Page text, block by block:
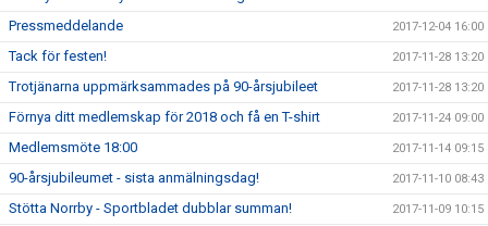
Pressmeddelande 2017-12-04 16:00
Tack för festen! 2017-11-28 13:20
Trotjänarna uppmärksammades på 90-årsjubileet 2017-11-28 13:20
Förnya ditt medlemskap för 2018 och få en T-shirt 2017-11-24 09:00
Medlemsmöte 18:00 2017-11-14 09:15
90-årsjubileumet - sista anmälningsdag! 2017-11-10 08:43
Stötta Norrby - Sportbladet dubblar summan! 2017-11-09 10:15